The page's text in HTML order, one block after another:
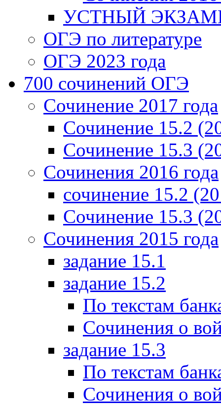
УСТНЫЙ
ОГЭ по литературе
ОГЭ 2023 года
700 cочинений ОГЭ
Сочинение 2017 года
Сочинение 15.2
Сочинение 15.3
Сочинения 2016 года
сочинение 15.2
Сочинение 15.3
Сочинения 2015 года
задание 15.1
задание 15.2
По текстам
Сочинения о
задание 15.3
По текстам
Сочинения о